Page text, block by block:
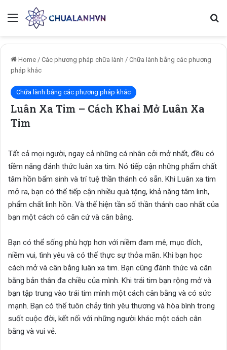
Menu
Home / Các phương pháp chữa lành / Chữa lành bằng các phương
pháp khác
Chữa lành bằng các phương pháp khác
Luân Xa Tim – Cách Khai Mở Luân Xa
Tim
Tất cả mọi người, ngay cả những cá nhân cởi mở nhất, đều có
tiềm năng đánh thức luân xa tim. Nó tiếp cận những phẩm chất
tâm hồn bẩm sinh và trí tuệ thần thánh có sẵn. Khi Luân xa tim
mở ra, bạn có thể tiếp cận nhiều quà tặng, khả năng tâm linh,
phẩm chất linh hồn. Và thể hiện tần số thần thánh cao nhất của
bạn một cách có căn cứ và cân bằng.
Bạn có thể sống phù hợp hơn với niềm đam mê, mục đích,
niềm vui, tình yêu và có thể thực sự thỏa mãn. Khi bạn học
cách mở và cân bằng luân xa tim. Bạn cũng đánh thức và cân
bằng bản thân đa chiều của mình. Khi trái tim bạn rộng mở và
bạn tập trung vào trái tim mình một cách cân bằng và có sức
mạnh. Bạn có thể tuôn chảy tình yêu thương và hòa bình trong
suốt cuộc đời, kết nối với những người khác một cách cân
bằng và vui vẻ.